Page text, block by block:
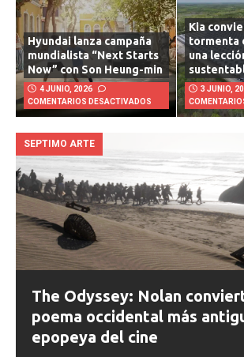
Hyundai lanza campaña
mundialista “Next Starts
Now” con Son Heung-min
4 JUNIO, 2026
COMENTARIOS DESACTIVADOS
Kia
tormenta
una
3 JUNIO,
SEPTIMO ARTE
The Odyssey: Nolan
poema occidental más
epopeya del cine